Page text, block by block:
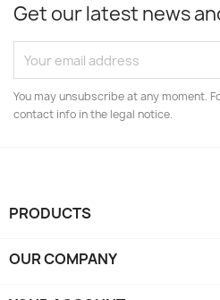
Get our latest news
You may unsubscribe at any moment.
contact info in the legal notice.
PRODUCTS
OUR COMPANY